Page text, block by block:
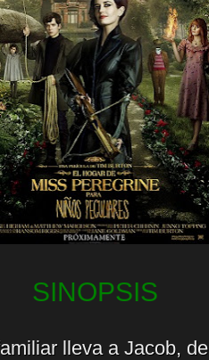
SINOPSIS
lleva a Jacob,